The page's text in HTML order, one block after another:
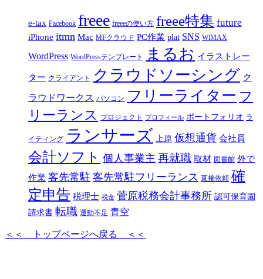
e-tax Facebook freee freeeの使い方 freee特集 future
iPhone itmn Mac MFクラウド PC作業 plat SNS WiMAX
WordPress WordPressテンプレート まるお イラストレー
ター クライアント クラウドソーシング ク
ラウドワークス パソコン フリーライター フ
リーランス
プロジェクト プロフィール ポートフォリオ ラ
イティング ランサーズ 上原 仮想通貨 会社員
会計ソフト 個人事業主 再就職 取材 図書館 外で
作業 客先常駐 客先常駐フリーランス 直接依頼 確
定申告 税理士 税金 菅原税務会計事務所 認可保育園
請求書 転職 運動不足 青空
＜＜ トップページへ戻る ＜＜